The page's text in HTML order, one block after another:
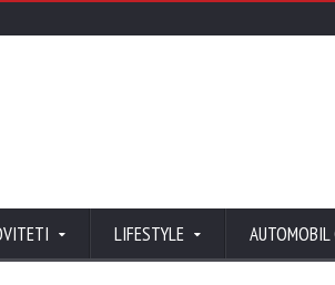
LIFESTYLE AUTOMOBIL